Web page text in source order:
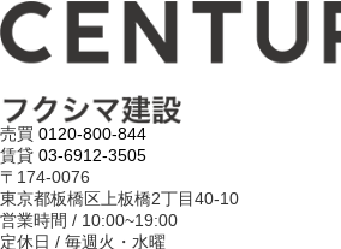
売買 0120-800-844
賃貸 03-6912-3505
〒174-0076
東京都板橋区上板橋2丁目40-10
営業時間 / 10:00~19:00
定休日 / 毎週火・水曜